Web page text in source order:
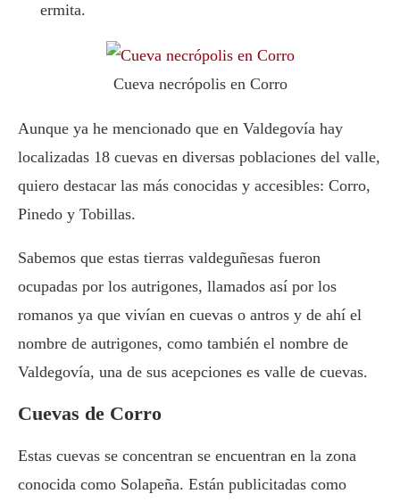
ermita.
Cueva necrópolis en Corro
Aunque ya he mencionado que en Valdegovía hay
localizadas 18 cuevas en diversas poblaciones del valle,
quiero destacar las más conocidas y accesibles: Corro,
Pinedo y Tobillas.
Sabemos que estas tierras valdeguñesas fueron
ocupadas por los autrigones, llamados así por los
romanos ya que vivían en cuevas o antros y de ahí el
nombre de autrigones, como también el nombre de
Valdegovía, una de sus acepciones es valle de cuevas.
Cuevas de Corro
Estas cuevas se concentran se encuentran en la zona
conocida como Solapeña. Están publicitadas como